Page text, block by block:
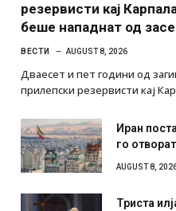
резервисти кај
беше нападнат од
ВЕСТИ AUGUST 8, 2026
Дваесет и пет години од
прилепски резервисти кај
Иран
го
AUGUST 8,
Триста